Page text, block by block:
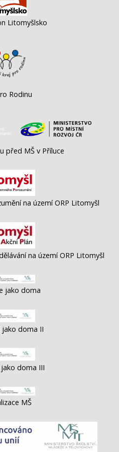
Litomyšlsko
Rodinu
před MŠ v Příluce
na území ORP Litomyšl
na území ORP Litomyšl
jako doma
jako doma II
doma III
MŠ